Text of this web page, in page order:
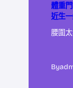
體重
近生
腰圍
By